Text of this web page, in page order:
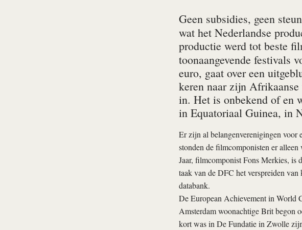
Geen subsidies, geen
wat het Nederlandse
productie werd tot beste
toonaangevende festivals
euro, gaat over een
keren naar zijn
in. Het is onbekend of en
in Equatoriaal Guinea, in
Er zijn al belangenverenigingen voor
stonden de filmcomponisten er
Jaar, filmcomponist Fons Merkies, is
taak van de DFC het verspreiden
databank.
De European Achievement in World
Amsterdam woonachtige Brit begon
kort was in De Fundatie in Zwolle